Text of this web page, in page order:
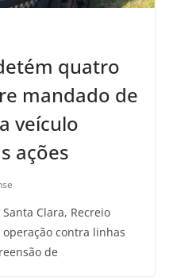
quatro
mandado de
veículo
ações
Clara, Recreio
contra linhas
de